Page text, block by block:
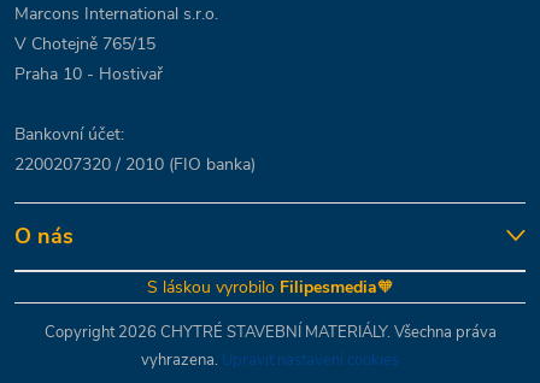
Marcons International s.r.o.
V Chotejně 765/15
Praha 10 - Hostivař
Bankovní účet:
2200207320 / 2010 (FIO banka)
O nás
S láskou vyrobilo Filipesmedia🧡
Copyright 2026 CHYTRÉ STAVEBNÍ MATERIÁLY. Všechna práva
vyhrazena. Upravit nastavení cookies